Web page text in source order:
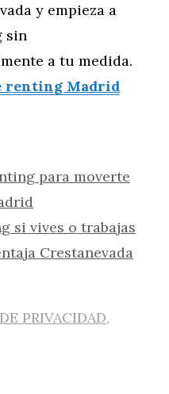
y empieza a
sin
a tu medida.
renting Madrid
para moverte
si vives o trabajas
Crestanevada
PRIVACIDAD,